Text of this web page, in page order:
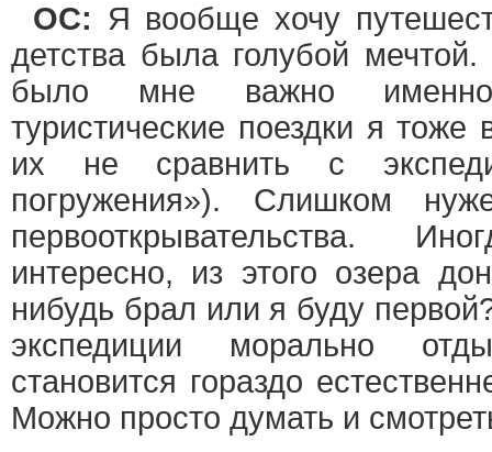
ОС: Я вообще хочу
детства была голубой
было мне важно
туристические поездки я
их не сравнить с
погружения»). Слишком
первооткрывательства.
интересно, из этого озера
нибудь брал или я буду
экспедиции морально
становится гораздо
Можно просто думать и